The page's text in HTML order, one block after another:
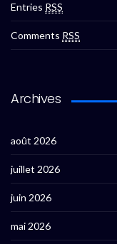
Entries RSS
Comments RSS
Archives
août 2026
juillet 2026
juin 2026
mai 2026